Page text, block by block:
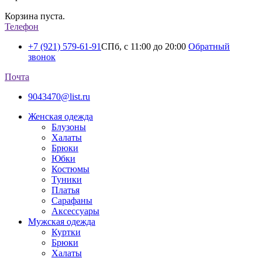
Корзина пуста.
Телефон
+7 (921) 579-61-91СПб, с 11:00 до 20:00 Обратный
звонок
Почта
9043470@list.ru
Женская одежда
Блузоны
Халаты
Брюки
Юбки
Костюмы
Туники
Платья
Сарафаны
Аксессуары
Мужская одежда
Куртки
Брюки
Халаты